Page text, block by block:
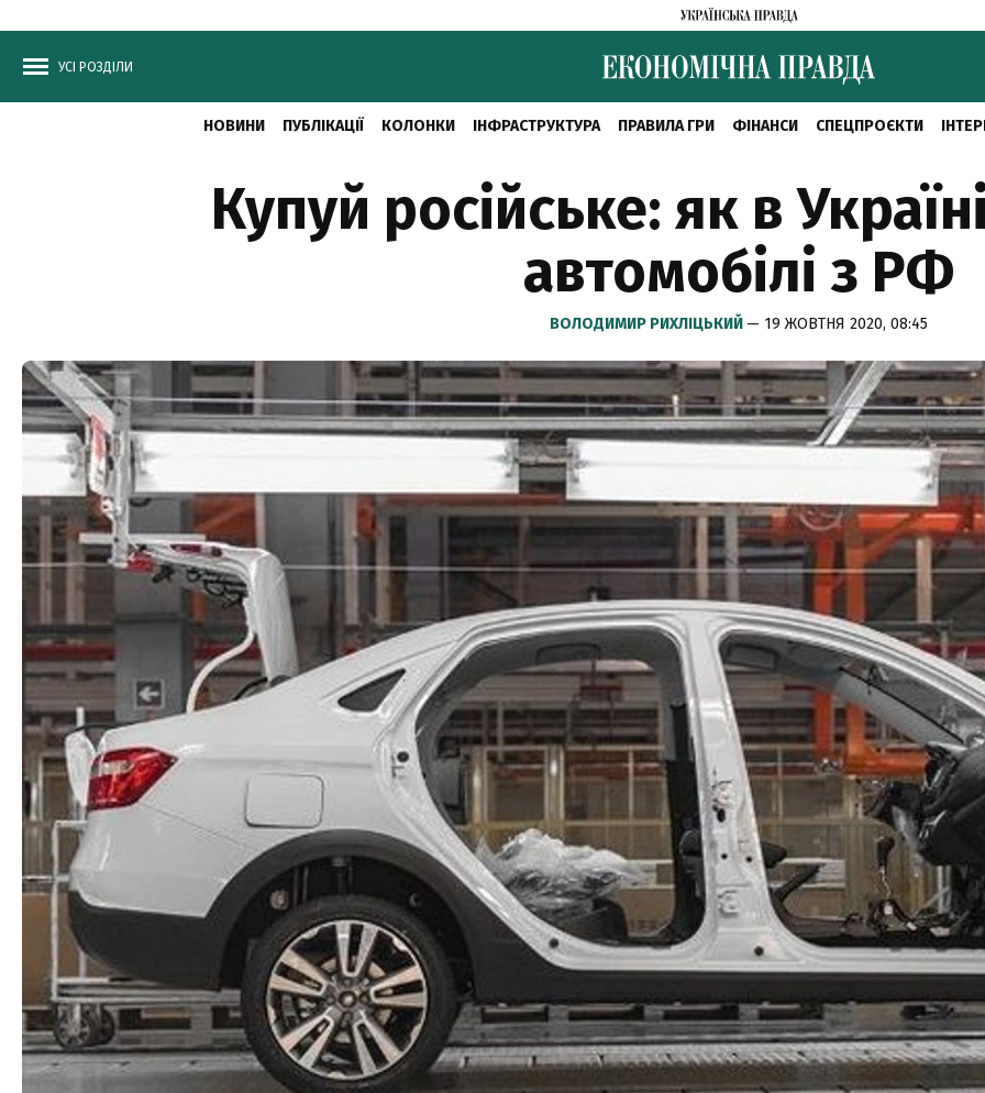
УСІ РОЗДІЛИ
НОВИНИ ПУБЛІКАЦІЇ КОЛОНКИ ІНФРАСТРУКТУРА ПРАВИЛА ГРИ ФІНАНСИ СПЕЦПРОЄКТИ
Купуй російське: як в
автомобілі з РФ
ВОЛОДИМИР РИХЛІЦЬКИЙ — 19 ЖОВТНЯ 2020, 08:45